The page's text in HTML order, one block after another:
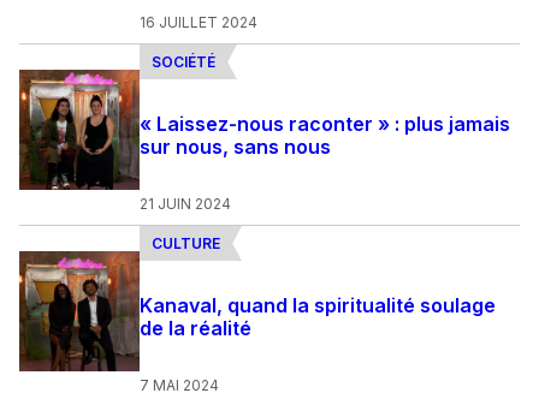
16 JUILLET 2024
SOCIÉTÉ
« Laissez-nous raconter » : plus jamais
sur nous, sans nous
21 JUIN 2024
CULTURE
Kanaval, quand la spiritualité soulage
de la réalité
7 MAI 2024